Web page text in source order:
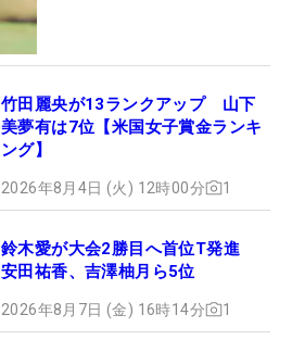
竹田麗央が13ランクアップ 山下
美夢有は7位【米国女子賞金ランキ
ング】
2026年8月4日 (火) 12時00分 1
鈴木愛が大会2勝目へ首位T発進
安田祐香、吉澤柚月ら5位
2026年8月7日 (金) 16時14分 1